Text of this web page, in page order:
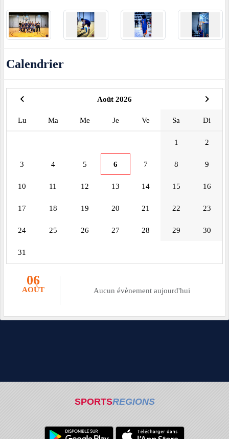
Calendrier
Août 2026
Lu Ma Me Je Ve Sa Di
1 2
3 4 5 6 7 8 9
10 11 12 13 14 15 16
17 18 19 20 21 22 23
24 25 26 27 28 29 30
31
06
AOÛT Aucun évènement aujourd'hui
SPORTSREGIONS